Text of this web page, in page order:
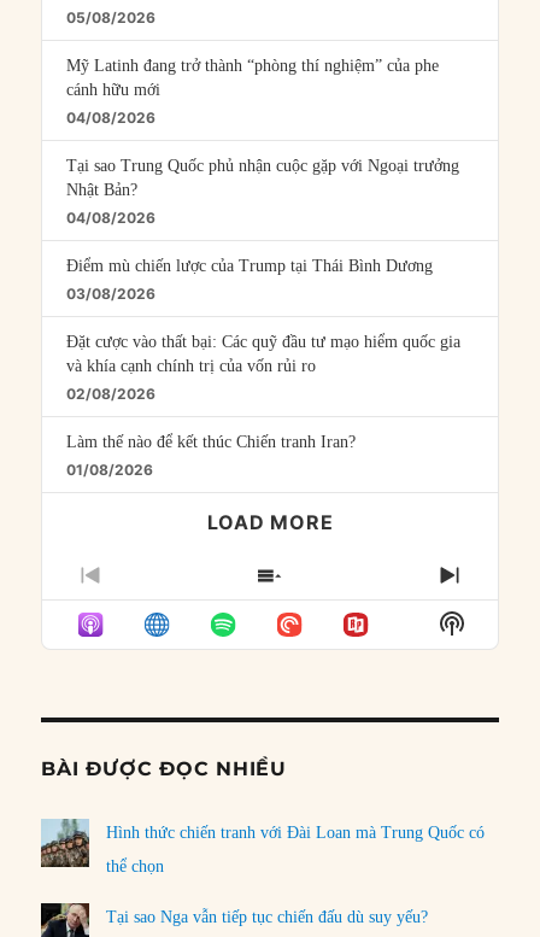
05/08/2026
Mỹ Latinh đang trở thành “phòng thí nghiệm” của phe
cánh hữu mới
04/08/2026
Tại sao Trung Quốc phủ nhận cuộc gặp với Ngoại trưởng
Nhật Bản?
04/08/2026
Điểm mù chiến lược của Trump tại Thái Bình Dương
03/08/2026
Đặt cược vào thất bại: Các quỹ đầu tư mạo hiểm quốc gia
và khía cạnh chính trị của vốn rủi ro
02/08/2026
Làm thế nào để kết thúc Chiến tranh Iran?
01/08/2026
LOAD MORE
PREVIOUS
EPISODE
SHOW
EPISODES
LIST
NEXT
Show
Podcast
BÀI ĐƯỢC ĐỌC NHIỀU
Hình thức chiến tranh với Đài Loan mà Trung Quốc có
thể chọn
Tại sao Nga vẫn tiếp tục chiến đấu dù suy yếu?